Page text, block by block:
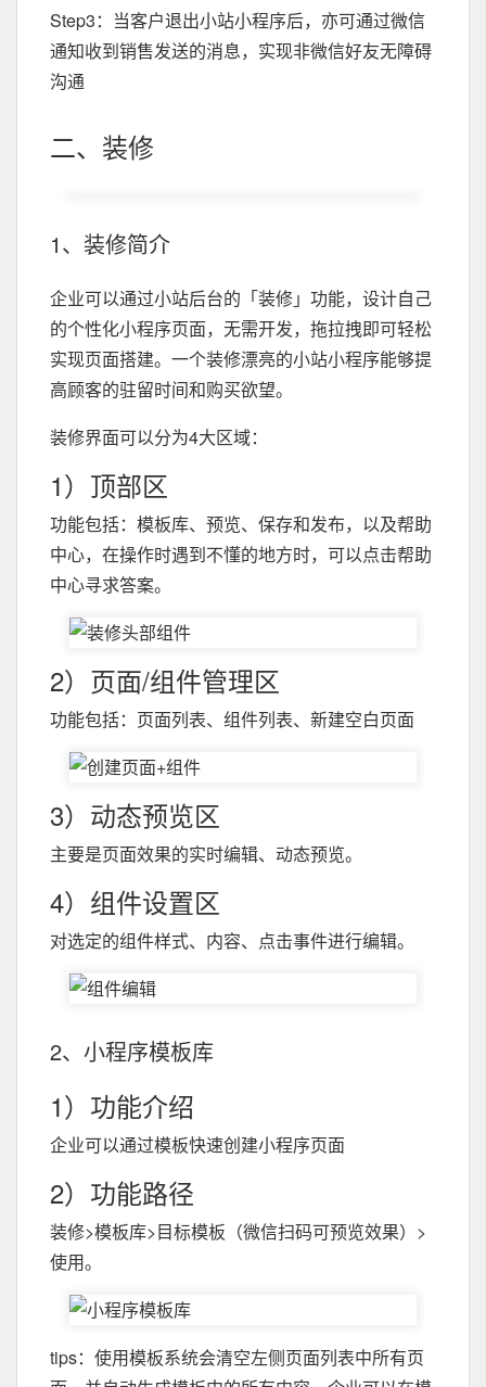
Step3：当客户退出小站小程序后，亦可通过微信
通知收到销售发送的消息，实现非微信好友无障碍
沟通
二、装修
1、装修简介
企业可以通过小站后台的「装修」功能，设计自己
的个性化小程序页面，无需开发，拖拉拽即可轻松
实现页面搭建。一个装修漂亮的小站小程序能够提
高顾客的驻留时间和购买欲望。
装修界面可以分为4大区域：
1）顶部区
功能包括：模板库、预览、保存和发布，以及帮助
中心，在操作时遇到不懂的地方时，可以点击帮助
中心寻求答案。
2）页面/组件管理区
功能包括：页面列表、组件列表、新建空白页面
3）动态预览区
主要是页面效果的实时编辑、动态预览。
4）组件设置区
对选定的组件样式、内容、点击事件进行编辑。
2、小程序模板库
1）功能介绍
企业可以通过模板快速创建小程序页面
2）功能路径
装修>模板库>目标模板（微信扫码可预览效果）>
使用。
tips：使用模板系统会清空左侧页面列表中所有页